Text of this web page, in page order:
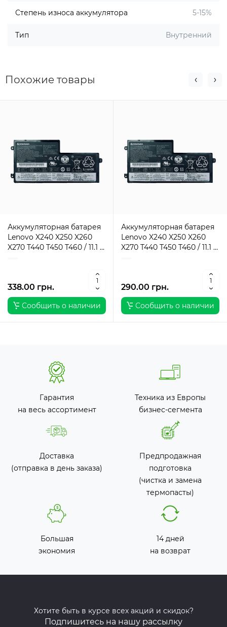
Степень износа аккумулятора 5-15%
Тип Внутренний
Похожие товары
Аккумуляторная батарея
Lenovo X240 X250 X260
X270 T440 T450 T460 / 11.1 V
338.00 грн.
Сообщить о наличии
Аккумуляторная батарея
Lenovo X240 X250 X260
X270 T440 T450 T460 / 11.1 V
290.00 грн.
Сообщить о наличии
Гарантия
на весь ассортимент
Техника из Европы
бизнес-сегмента
Доставка
(отправка в день заказа)
Предпродажная
подготовка
(чистка и замена
термопасты)
Большая
экономия
14 дней
на возврат
Хотите быть в курсе всех акций и скидок?
Подпишитесь на нашу рассылку